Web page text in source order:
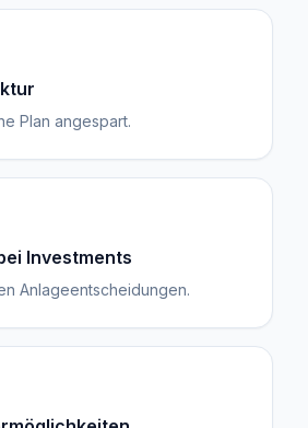
Plan angespart.
Investments
Anlageentscheidungen.